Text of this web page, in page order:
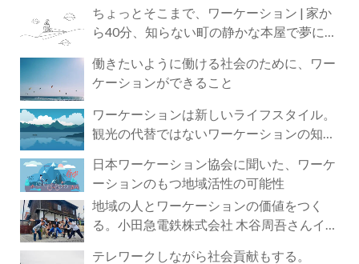
ちょっとそこまで、ワーケーション | 家か
ら40分、知らない町の静かな本屋で夢に近
働きたいように働ける社会のために、ワー
ケーションができること
ワーケーションは新しいライフスタイル。
観光の代替ではないワーケーションの知ら
日本ワーケーション協会に聞いた、ワーケ
ーションのもつ地域活性の可能性
地域の人とワーケーションの価値をつく
る。小田急電鉄株式会社 木谷周吾さんイン
テレワークしながら社会貢献もする。